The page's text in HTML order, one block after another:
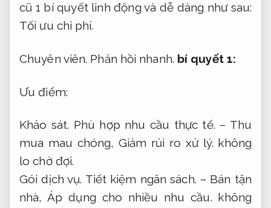
cũ 1 bí quyết linh động và dễ dàng như sau:
Tối ưu chi phí.
Chuyên viên. Phản hồi nhanh. bí quyết 1:
Ưu điểm:
Khảo sát. Phù hợp nhu cầu thực tế. – Thu
mua mau chóng,Giảm rủi ro xử lý. không
lo chờ đợi.
Gói dịch vụ. Tiết kiệm ngân sách. – Bán tận
nhà,Áp dụng cho nhiều nhu cầu. không